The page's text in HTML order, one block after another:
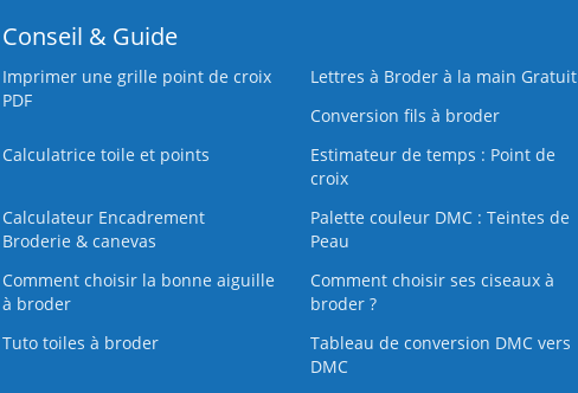
Conseil & Guide
Imprimer une grille point de croix
PDF
Lettres à Broder à la main Gratuit
Conversion fils à broder
Calculatrice toile et points
Estimateur de temps : Point de
croix
Calculateur Encadrement
Broderie & canevas
Palette couleur DMC : Teintes de
Peau
Comment choisir la bonne aiguille
à broder
Comment choisir ses ciseaux à
broder ?
Tuto toiles à broder
Tableau de conversion DMC vers
DMC